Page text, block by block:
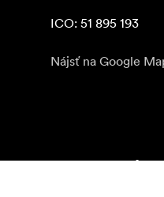
ICO: 51 895 193
Nájsť na Google